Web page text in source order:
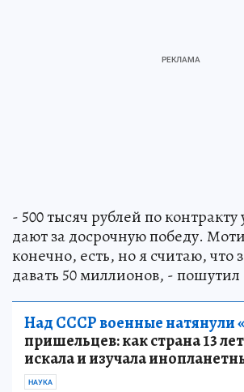
- 500 тысяч рублей по
дают за досрочную победу.
конечно, есть, но я считаю, что
давать 50 миллионов, - пошутил
Над СССР военные натянули
пришельцев: как страна 13
искала и изучала
НАУКА